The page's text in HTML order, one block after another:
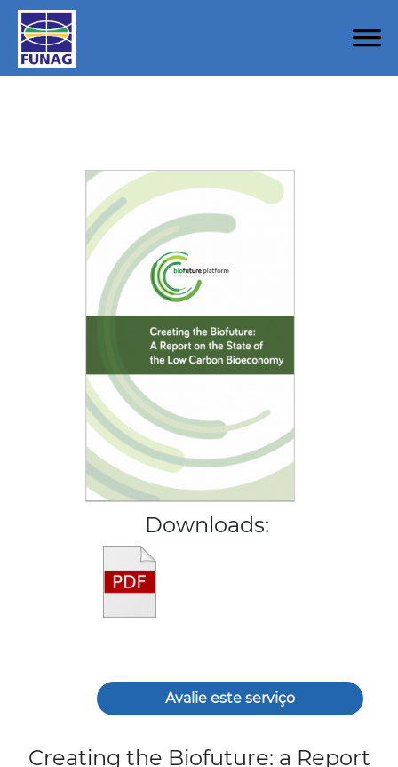
Downloads:
Avalie este serviço
Creating the Biofuture: a Report